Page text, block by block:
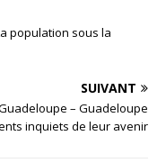
population sous la
SUIVANT
– Guadeloupe
inquiets de leur avenir